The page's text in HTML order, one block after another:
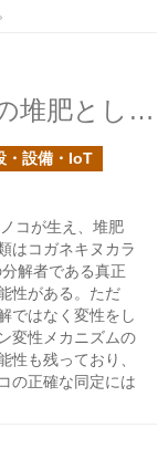
水耕栽培の培地は露地栽培の堆肥として再利用できるか？
・設備・IoT
コが生え、堆肥
はコガネキヌカラ
解者である真正
性がある。ただ
ではなく変性をし
変性メカニズムの
性も残っており、
の正確な同定には